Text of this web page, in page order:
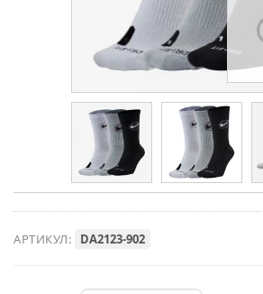
АРТИКУЛ: DA2123-902